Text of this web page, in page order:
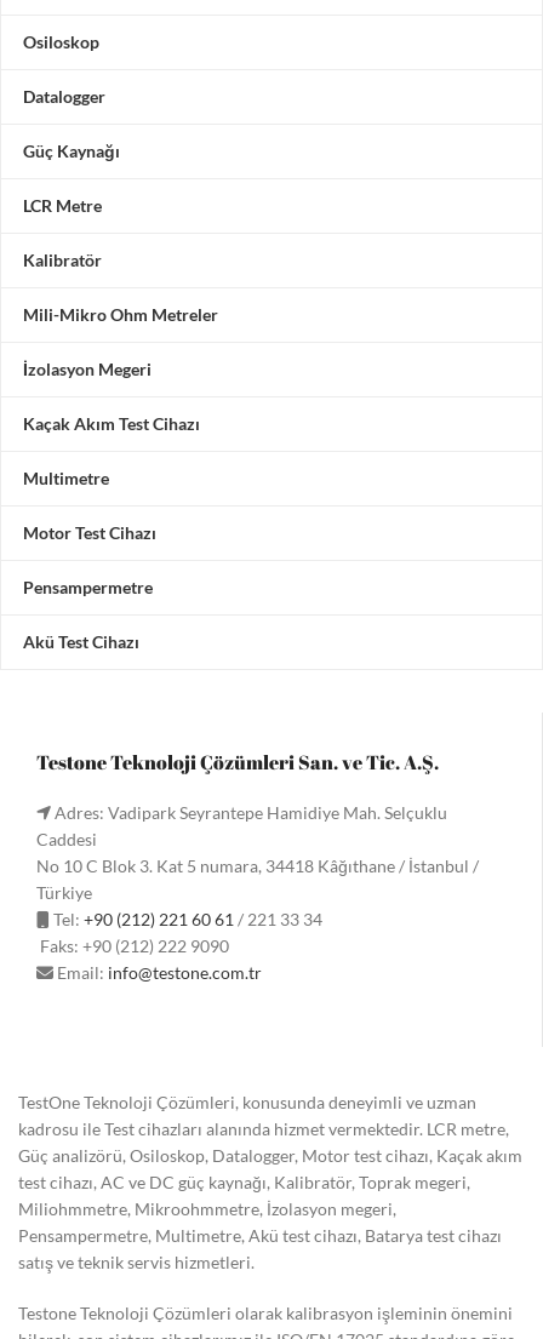
Osiloskop
Datalogger
Güç Kaynağı
LCR Metre
Kalibratör
Mili-Mikro Ohm Metreler
İzolasyon Megeri
Kaçak Akım Test Cihazı
Multimetre
Motor Test Cihazı
Pensampermetre
Akü Test Cihazı
Testone Teknoloji Çözümleri San. ve Tic. A.Ş.
Adres: Vadipark Seyrantepe Hamidiye Mah. Selçuklu
Caddesi
No 10 C Blok 3. Kat 5 numara, 34418 Kâğıthane / İstanbul /
Türkiye
Tel: +90 (212) 221 60 61 / 221 33 34
Faks: +90 (212) 222 9090
Email: info@testone.com.tr
TestOne Teknoloji Çözümleri, konusunda deneyimli ve uzman
kadrosu ile Test cihazları alanında hizmet vermektedir. LCR metre,
Güç analizörü, Osiloskop, Datalogger, Motor test cihazı, Kaçak akım
test cihazı, AC ve DC güç kaynağı, Kalibratör, Toprak megeri,
Miliohmmetre, Mikroohmmetre, İzolasyon megeri,
Pensampermetre, Multimetre, Akü test cihazı, Batarya test cihazı
satış ve teknik servis hizmetleri.
Testone Teknoloji Çözümleri olarak kalibrasyon işleminin önemini